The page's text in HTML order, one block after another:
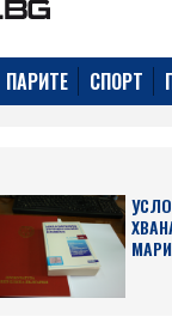
ПАРИТЕ СПОРТ